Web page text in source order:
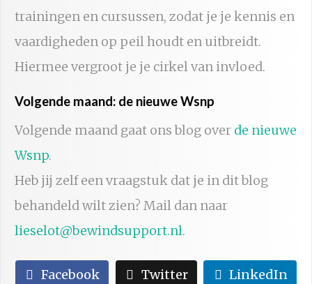
trainingen en cursussen, zodat je je kennis en
vaardigheden op peil houdt en uitbreidt.
Hiermee vergroot je je cirkel van invloed.
Volgende maand: de nieuwe Wsnp
Volgende maand gaat ons blog over de nieuwe
Wsnp.
Heb jij zelf een vraagstuk dat je in dit blog
behandeld wilt zien? Mail dan naar
lieselot@bewindsupport.nl.
Facebook Twitter LinkedIn